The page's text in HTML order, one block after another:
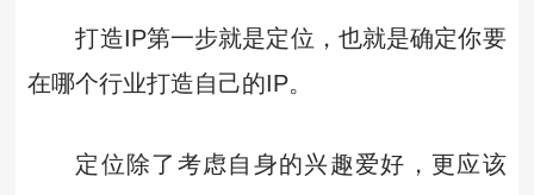
打造IP第一步就是定位，也就是确定你要
在哪个行业打造自己的IP。
定位除了考虑自身的兴趣爱好，更应该